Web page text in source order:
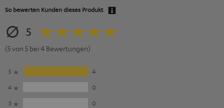
So bewerten Kunden dieses Produkt
5
(5 von 5 bei 4 Bewertungen)
5
4
4
0
3
0